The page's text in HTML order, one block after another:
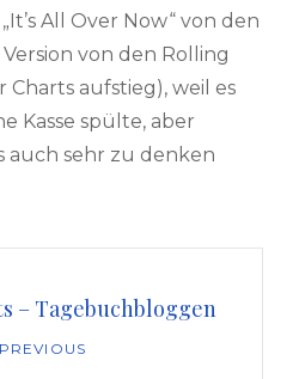
All Over Now“ von den
von den Rolling
Charts aufstieg), weil es
Kasse spülte, aber
auch sehr zu denken
– Tagebuchbloggen
PREVIOUS